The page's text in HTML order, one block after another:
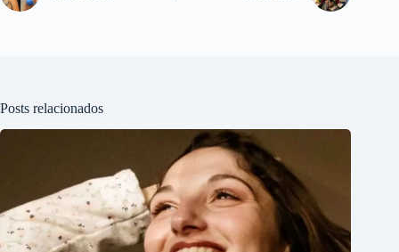
Posts relacionados